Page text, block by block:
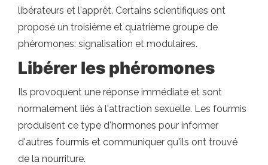
libérateurs et l'apprêt. Certains scientifiques ont
proposé un troisième et quatrième groupe de
phéromones: signalisation et modulaires.
Libérer les phéromones
Ils provoquent une réponse immédiate et sont
normalement liés à l'attraction sexuelle. Les fourmis
produisent ce type d'hormones pour informer
d'autres fourmis et communiquer qu'ils ont trouvé
de la nourriture.